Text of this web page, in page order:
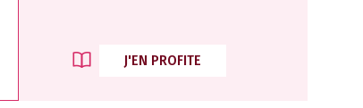
J'EN PROFITE